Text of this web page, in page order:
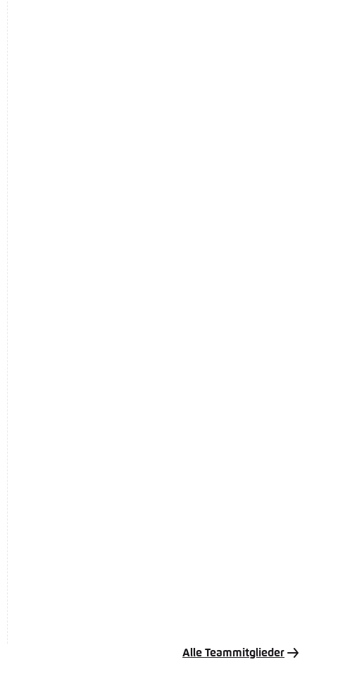
Alle Teammitglieder